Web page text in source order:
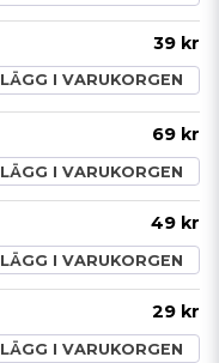
39 kr
LÄGG I VARUKORGEN
69 kr
LÄGG I VARUKORGEN
49 kr
LÄGG I VARUKORGEN
29 kr
LÄGG I VARUKORGEN